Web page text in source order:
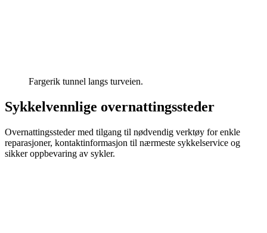
Fargerik tunnel langs turveien.
Sykkelvennlige overnattingssteder
Overnattingssteder med tilgang til nødvendig verktøy for enkle
reparasjoner, kontaktinformasjon til nærmeste sykkelservice og
sikker oppbevaring av sykler.